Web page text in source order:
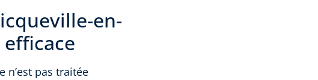
en-
n’est pas traitée